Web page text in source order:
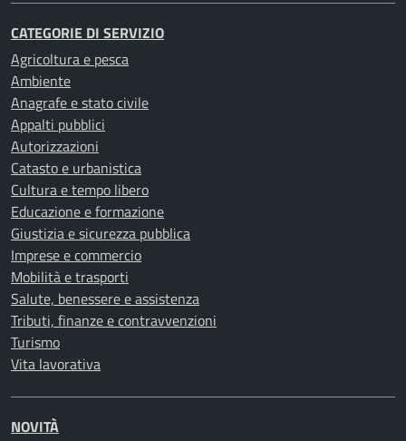
CATEGORIE DI SERVIZIO
Agricoltura e pesca
Ambiente
Anagrafe e stato civile
Appalti pubblici
Autorizzazioni
Catasto e urbanistica
Cultura e tempo libero
Educazione e formazione
Giustizia e sicurezza pubblica
Imprese e commercio
Mobilità e trasporti
Salute, benessere e assistenza
Tributi, finanze e contravvenzioni
Turismo
Vita lavorativa
NOVITÀ